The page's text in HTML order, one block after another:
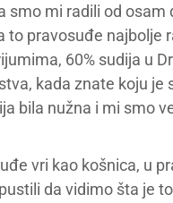
mi radili od osam
pravosuđe najbolje
60% sudija u
kada znate koju je
bila nužna i mi smo
vri kao košnica, u
da vidimo šta je